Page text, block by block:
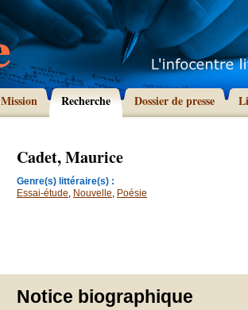
Mission Recherche Dossier de presse
Cadet, Maurice
Genre(s) littéraire(s) :
Essai-étude, Nouvelle, Poésie
Notice biographique